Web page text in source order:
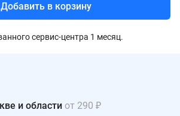
Добавить в корзину
сервис-центра 1 месяц.
и области от 290 ₽